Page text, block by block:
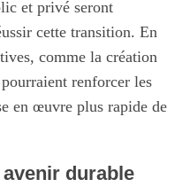
et privé seront
cette transition. En
comme la création
renforcer les
en œuvre plus rapide de
durable